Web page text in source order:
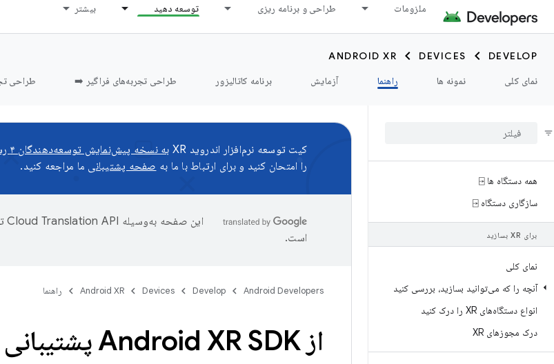
ملزومات طراحی و برنامه ریزی توسعه دهید بیشتر
DEVELOP
DEVICES
ANDROID XR
نمای کلی
نمونه ها راهنما آزمایش برنامه کاتالیزور طراحی تجربه‌های فراگیر ➡️ طراحی
همه دستگاه ها ⍈
سازگاری دستگاه ⍈
برای XR بسازید
نمای کلی
آنچه را که می‌توانید بسازید، بررسی کنید
انواع دستگاه‌های XR را درک کنید
درک مجوزهای XR
کیت توسعه نرم‌افزار اندروید XR به نسخه پیش‌نمایش توسعه‌دهندگان ۴ رسیده
را امتحان کنید و برای ارتباط با ما به صفحه پشتیبانی ما مراجعه کنید.
این صفحه به‌وسیله
است.
Android Developers
Develop
Devices
Android XR راهنما
از Android XR SDK پشتیبانی دریافت کنید